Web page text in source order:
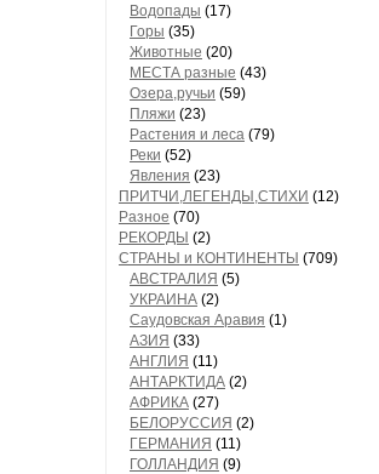
Водопады (17)
Горы (35)
Животные (20)
МЕСТА разные (43)
Озера,ручьи (59)
Пляжи (23)
Растения и леса (79)
Реки (52)
Явления (23)
ПРИТЧИ,ЛЕГЕНДЫ,СТИХИ (12)
Разное (70)
РЕКОРДЫ (2)
СТРАНЫ и КОНТИНЕНТЫ (709)
АВСТРАЛИЯ (5)
УКРАИНА (2)
Саудовская Аравия (1)
АЗИЯ (33)
АНГЛИЯ (11)
АНТАРКТИДА (2)
АФРИКА (27)
БЕЛОРУССИЯ (2)
ГЕРМАНИЯ (11)
ГОЛЛАНДИЯ (9)